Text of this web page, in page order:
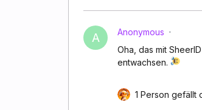
A Anonymous
Oha, das mit
entwachsen.
1 Person gefällt